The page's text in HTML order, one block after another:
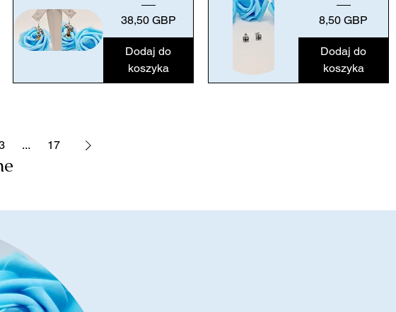
Cena
38,50 GBP
Dodaj do
koszyka
Cena
8,50 GBP
Dodaj do
koszyka
... 17